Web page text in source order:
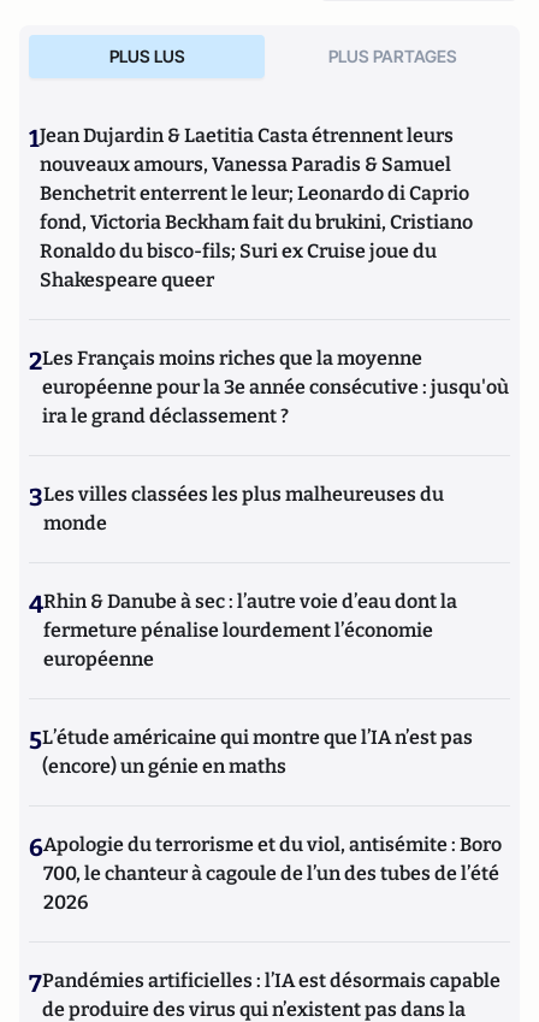
PLUS LUS PLUS PARTAGES
1Jean Dujardin & Laetitia Casta étrennent leurs
nouveaux amours, Vanessa Paradis & Samuel
Benchetrit enterrent le leur; Leonardo di Caprio
fond, Victoria Beckham fait du brukini, Cristiano
Ronaldo du bisco-fils; Suri ex Cruise joue du
Shakespeare queer
2Les Français moins riches que la moyenne
européenne pour la 3e année consécutive : jusqu'où
ira le grand déclassement ?
3Les villes classées les plus malheureuses du
monde
4Rhin & Danube à sec : l’autre voie d’eau dont la
fermeture pénalise lourdement l’économie
européenne
5L’étude américaine qui montre que l’IA n’est pas
(encore) un génie en maths
6Apologie du terrorisme et du viol, antisémite : Boro
700, le chanteur à cagoule de l’un des tubes de l’été
2026
7Pandémies artificielles : l’IA est désormais capable
de produire des virus qui n’existent pas dans la